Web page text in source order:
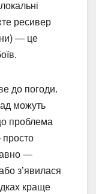
ресивер
— це
до погоди.
можуть
проблема
просто
—
з’явилася
краще